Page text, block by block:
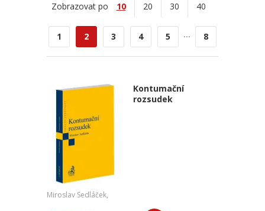
Zobrazovat po 10 20 30 40
1 2 3 4 5 ... 8
Kontumační
rozsudek
Miroslav Sedláček,